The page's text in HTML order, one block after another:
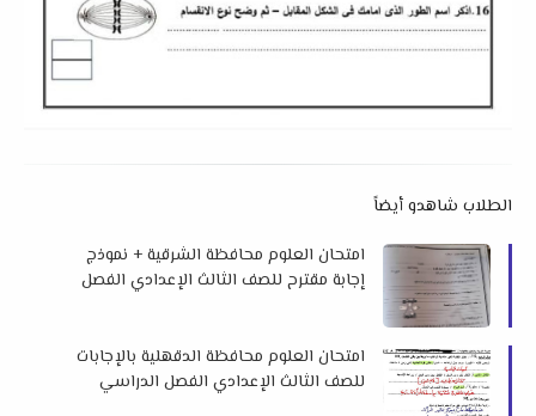
الطلاب شاهدو أيضاً
امتحان العلوم محافظة الشرقية + نموذج
إجابة مقترح للصف الثالث الإعدادي الفصل
امتحان العلوم محافظة الدقهلية بالإجابات
للصف الثالث الإعدادي الفصل الدراسي